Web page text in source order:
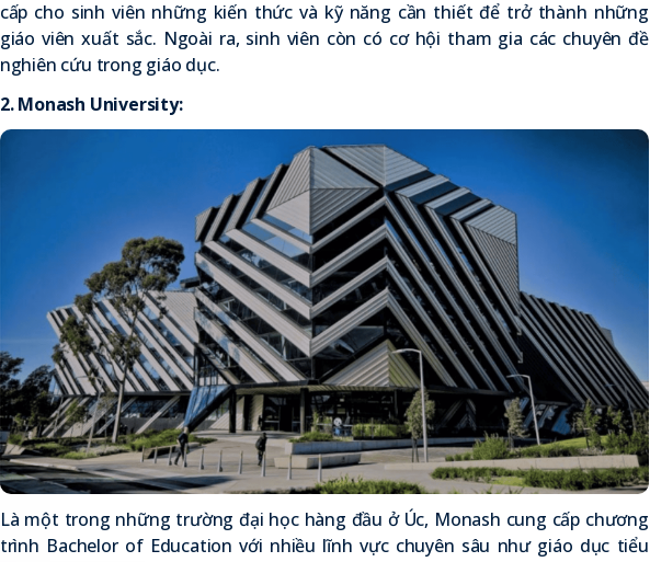
cấp cho sinh viên những kiến thức và kỹ năng cần thiết để trở thành những
giáo viên xuất sắc. Ngoài ra, sinh viên còn có cơ hội tham gia các chuyên đề
nghiên cứu trong giáo dục.
2.Monash University:
Là một trong những trường đại học hàng đầu ở Úc, Monash cung cấp chương
trình Bachelor of Education với nhiều lĩnh vực chuyên sâu như giáo dục tiểu